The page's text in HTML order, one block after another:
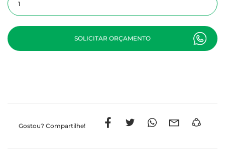
SOLICITAR ORÇAMENTO
Gostou? Compartilhe!